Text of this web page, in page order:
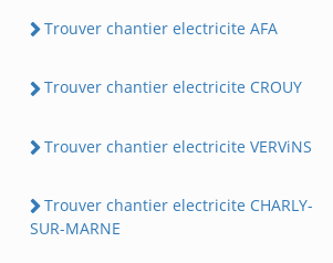
Trouver chantier electricite AFA
Trouver chantier electricite CROUY
Trouver chantier electricite VERViNS
Trouver chantier electricite CHARLY-
SUR-MARNE